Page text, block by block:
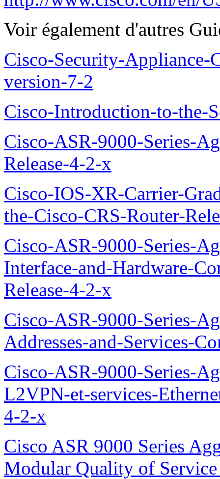
Voir également d'autres
Cisco-Security-
version-7-2
Cisco-Introduction-to-the-
Cisco-ASR-9000-Series-
Release-4-2-x
Cisco-IOS-XR-Carrier-
the-Cisco-CRS-Router-
Cisco-ASR-9000-Series-
Interface-and-Hardware-
Release-4-2-x
Cisco-ASR-9000-Series-
Addresses-and-Services-
Cisco-ASR-9000-Series-
L2VPN-et-services-
4-2-x
Cisco ASR 9000 Series
Modular Quality of